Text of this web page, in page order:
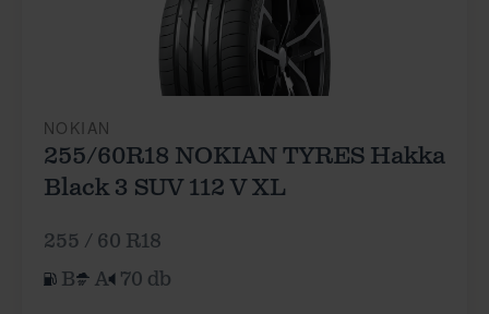
NOKIAN
255/60R18 NOKIAN TYRES Hakka
Black 3 SUV 112 V XL
255 / 60 R18
B
A 70 db